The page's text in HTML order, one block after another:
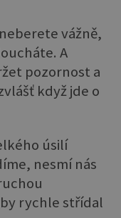
vážně,
A
pozornost a
když jde o
úsilí
nesmí nás
rychle střídal